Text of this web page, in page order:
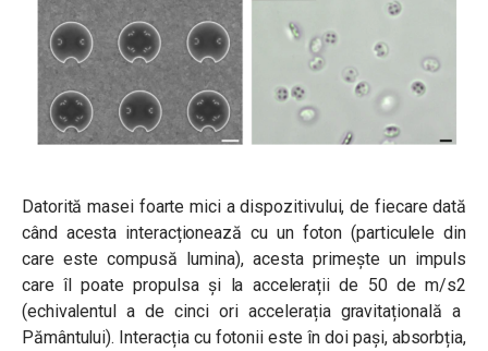
Datorită masei foarte mici a dispozitivului, de fiecare dată
când acesta interacționează cu un foton (particulele din
care este compusă lumina), acesta primește un impuls
care îl poate propulsa și la accelerații de 50 de m/s2
(echivalentul a de cinci ori accelerația gravitațională a
Pământului). Interacția cu fotonii este în doi pași, absorbția,